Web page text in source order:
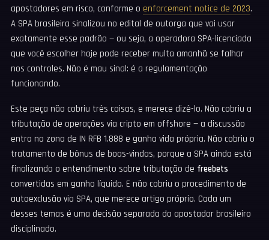
apostadores em risco, conforme o enforcement notice de 2023.
A SPA brasileira sinalizou no edital de outorga que vai usar
exatamente esse padrão — ou seja, a operadora SPA-licenciada
que você escolher hoje pode receber multa amanhã se falhar
nos controles. Não é mau sinal: é a regulamentação
funcionando.
Este peça não cobriu três coisas, e merece dizê-lo. Não cobriu a
tributação de operações via cripto em offshore — a discussão
entra na zona de IN RFB 1.888 e ganha vida própria. Não cobriu o
tratamento de bônus de boas-vindas, porque a SPA ainda está
finalizando o entendimento sobre tributação de freebets
convertidas em ganho líquido. E não cobriu o procedimento de
autoexclusão via SPA, que merece artigo próprio. Cada um
desses temas é uma decisão separada do apostador brasileiro
disciplinado.